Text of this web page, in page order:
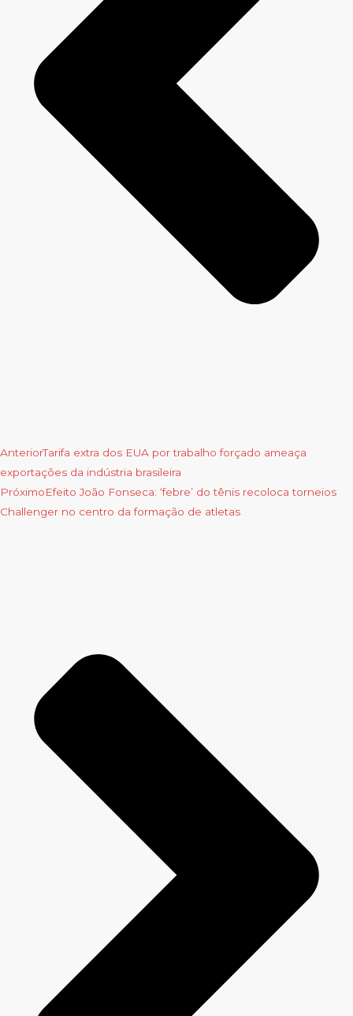
AnteriorTarifa extra dos EUA por trabalho forçado ameaça
exportações da indústria brasileira
PróximoEfeito João Fonseca: ‘febre’ do tênis recoloca torneios
Challenger no centro da formação de atletas